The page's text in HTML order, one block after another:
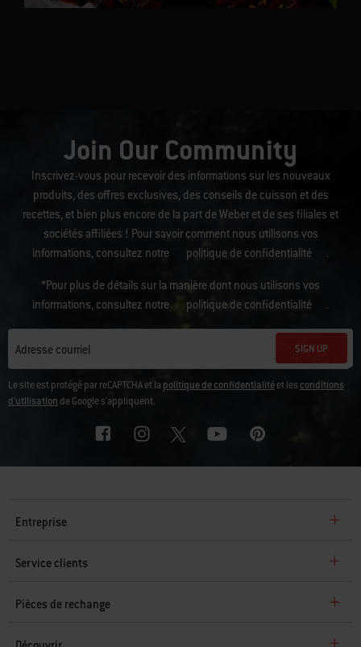
Join Our Community
Inscrivez-vous pour recevoir des informations sur les nouveaux
produits, des offres exclusives, des conseils de cuisson et des
recettes, et bien plus encore de la part de Weber et de ses filiales et
sociétés affiliées ! Pour savoir comment nous utilisons vos
informations, consultez notre
politique de confidentialité .
*Pour plus de détails sur la manière dont nous utilisons vos
informations, consultez notre
politique de confidentialité .
Adresse courriel SIGN UP
Le site est protégé par reCAPTCHA et la politique de confidentialitéet les conditions
d'utilisation de Google s'appliquent.
Entreprise
Service clients
Pièces de rechange